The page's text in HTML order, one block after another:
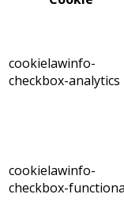
cookielawinfo-
checkbox-analytics
cookielawinfo-
checkbox-